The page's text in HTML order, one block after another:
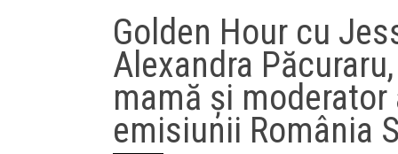
Golden Hour cu
Alexandra
mamă și moderator
emisiunii România